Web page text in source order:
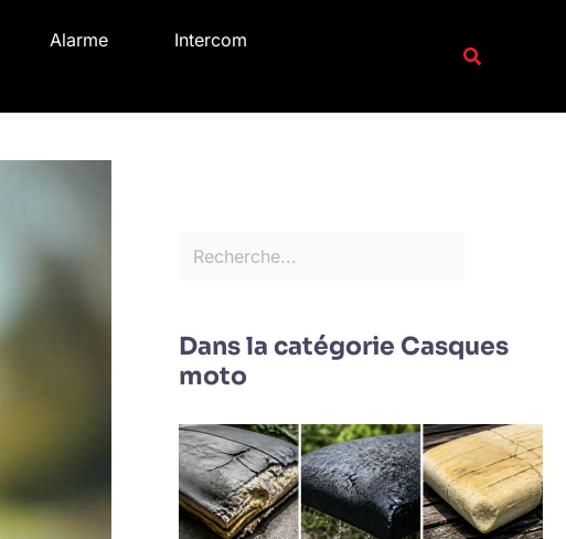
Alarme
Intercom
e
rDans la catégorie Casques
moto